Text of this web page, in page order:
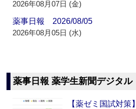
2026年08月07日 (金)
薬事日報 2026/08/05
2026年08月05日 (水)
薬事日報 薬学生新聞デジタル
【薬ゼミ国試対